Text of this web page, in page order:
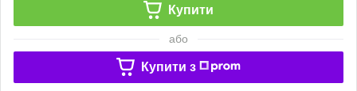
Купити
або
Купити з